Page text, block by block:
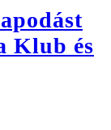
Klub és